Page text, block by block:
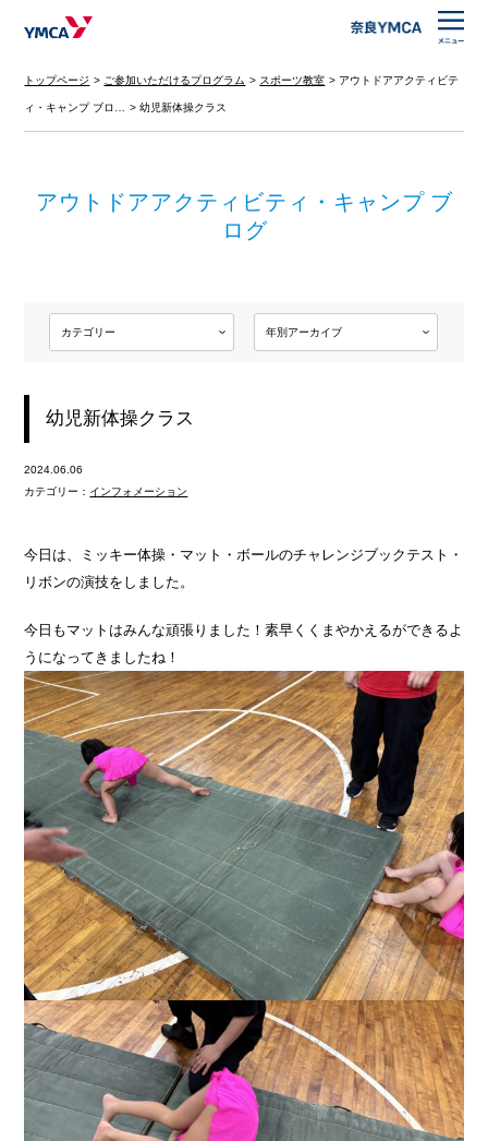
トップページ ご参加いただけるプログラム スポーツ教室 アウトドアアクティビテ
ィ・キャンプ ブロ… 幼児新体操クラス
アウトドアアクティビティ・キャンプ ブ
ログ
幼児新体操クラス
2024.06.06
カテゴリー： インフォメーション
今日は、ミッキー体操・マット・ボールのチャレンジブックテスト・
リボンの演技をしました。
今日もマットはみんな頑張りました！素早くくまやかえるができるよ
うになってきましたね！